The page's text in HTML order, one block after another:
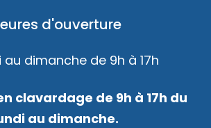
d'ouverture
au dimanche de 9h à 17h
clavardage de 9h à 17h du
au dimanche.